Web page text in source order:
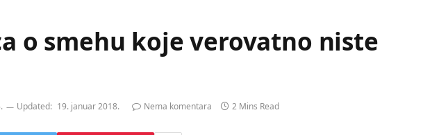
o smehu koje verovatno niste
Updated: 19. januar 2018. Nema komentara 2 Mins Read